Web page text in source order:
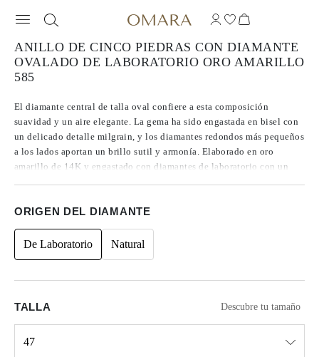
ANILLO DE CINCO PIEDRAS CON DIAMANTE
OVALADO DE LABORATORIO ORO AMARILLO
585
El diamante central de talla oval confiere a esta composición
suavidad y un aire elegante. La gema ha sido engastada en bisel con
un delicado detalle milgrain, y los diamantes redondos más pequeños
a los lados aportan un brillo sutil y armonía. Elaborado en oro
amarillo de 14K y engastado con diamantes de laboratorio con un
ORIGEN DEL DIAMANTE
De Laboratorio Natural
TALLA Descubre tu tamaño
47